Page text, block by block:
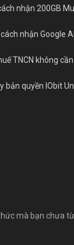
nhận 200GB
nhận Google
TNCN không
bản quyền IObit
mà bạn chưa